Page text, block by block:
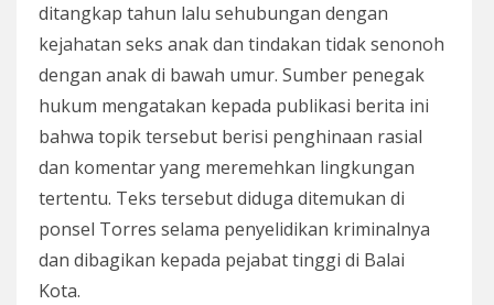
ditangkap tahun lalu sehubungan dengan
kejahatan seks anak dan tindakan tidak senonoh
dengan anak di bawah umur. Sumber penegak
hukum mengatakan kepada publikasi berita ini
bahwa topik tersebut berisi penghinaan rasial
dan komentar yang meremehkan lingkungan
tertentu. Teks tersebut diduga ditemukan di
ponsel Torres selama penyelidikan kriminalnya
dan dibagikan kepada pejabat tinggi di Balai
Kota.